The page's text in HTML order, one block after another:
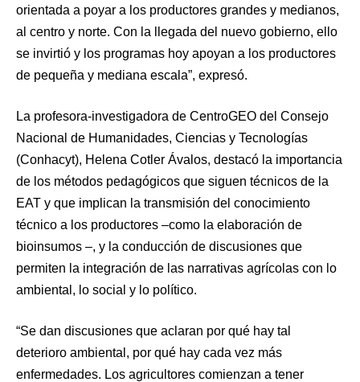
orientada a poyar a los productores grandes y medianos,
al centro y norte. Con la llegada del nuevo gobierno, ello
se invirtió y los programas hoy apoyan a los productores
de pequeña y mediana escala”, expresó.
La profesora-investigadora de CentroGEO del Consejo
Nacional de Humanidades, Ciencias y Tecnologías
(Conhacyt), Helena Cotler Ávalos, destacó la importancia
de los métodos pedagógicos que siguen técnicos de la
EAT y que implican la transmisión del conocimiento
técnico a los productores –como la elaboración de
bioinsumos –, y la conducción de discusiones que
permiten la integración de las narrativas agrícolas con lo
ambiental, lo social y lo político.
“Se dan discusiones que aclaran por qué hay tal
deterioro ambiental, por qué hay cada vez más
enfermedades. Los agricultores comienzan a tener